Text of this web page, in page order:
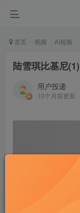
首页 视频 AI视频
陆雪琪比基尼(1)
用户投递
10个月前更新